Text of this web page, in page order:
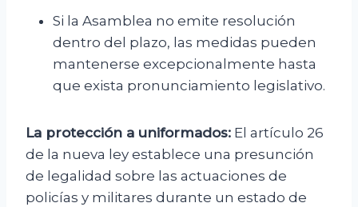
Si la Asamblea no emite resolución
dentro del plazo, las medidas pueden
mantenerse excepcionalmente hasta
que exista pronunciamiento legislativo.
La protección a uniformados: El artículo 26
de la nueva ley establece una presunción
de legalidad sobre las actuaciones de
policías y militares durante un estado de